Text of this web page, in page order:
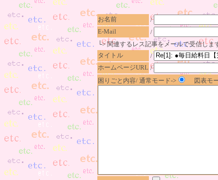
お名前
/
E-Mail
/
└> 関連するレス記事をメールで受信しま
タイトル
/
ホームページURL /
困りごと内容/ 通常モード->
図表モ